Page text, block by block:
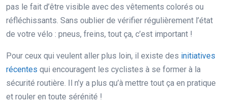
pas le fait d’être visible avec des vêtements colorés ou
réfléchissants. Sans oublier de vérifier régulièrement l’état
de votre vélo : pneus, freins, tout ça, c’est important !
Pour ceux qui veulent aller plus loin, il existe des initiatives
récentes qui encouragent les cyclistes à se former à la
sécurité routière. Il n’y a plus qu’à mettre tout ça en pratique
et rouler en toute sérénité !